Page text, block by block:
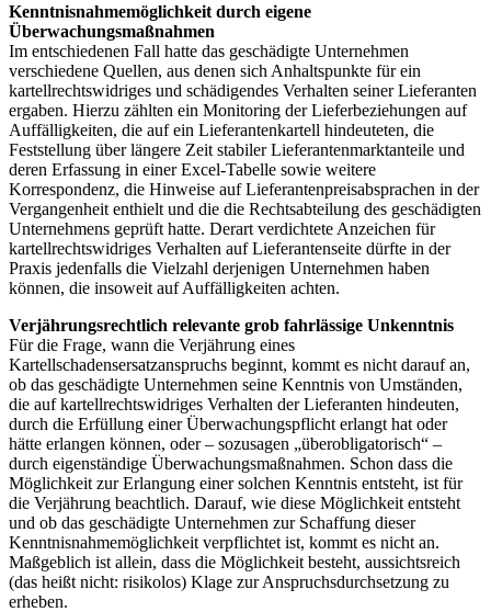
Kenntnisnahmemöglichkeit durch eigene
Überwachungsmaßnahmen
Im entschiedenen Fall hatte das geschädigte Unternehmen
verschiedene Quellen, aus denen sich Anhaltspunkte für ein
kartellrechtswidriges und schädigendes Verhalten seiner Lieferanten
ergaben. Hierzu zählten ein Monitoring der Lieferbeziehungen auf
Auffälligkeiten, die auf ein Lieferantenkartell hindeuteten, die
Feststellung über längere Zeit stabiler Lieferantenmarktanteile und
deren Erfassung in einer Excel-Tabelle sowie weitere
Korrespondenz, die Hinweise auf Lieferantenpreisabsprachen in der
Vergangenheit enthielt und die die Rechtsabteilung des geschädigten
Unternehmens geprüft hatte. Derart verdichtete Anzeichen für
kartellrechtswidriges Verhalten auf Lieferantenseite dürfte in der
Praxis jedenfalls die Vielzahl derjenigen Unternehmen haben
können, die insoweit auf Auffälligkeiten achten.
Verjährungsrechtlich relevante grob fahrlässige Unkenntnis
Für die Frage, wann die Verjährung eines
Kartellschadensersatzanspruchs beginnt, kommt es nicht darauf an,
ob das geschädigte Unternehmen seine Kenntnis von Umständen,
die auf kartellrechtswidriges Verhalten der Lieferanten hindeuten,
durch die Erfüllung einer Überwachungspflicht erlangt hat oder
hätte erlangen können, oder – sozusagen „überobligatorisch“ –
durch eigenständige Überwachungsmaßnahmen. Schon dass die
Möglichkeit zur Erlangung einer solchen Kenntnis entsteht, ist für
die Verjährung beachtlich. Darauf, wie diese Möglichkeit entsteht
und ob das geschädigte Unternehmen zur Schaffung dieser
Kenntnisnahmemöglichkeit verpflichtet ist, kommt es nicht an.
Maßgeblich ist allein, dass die Möglichkeit besteht, aussichtsreich
(das heißt nicht: risikolos) Klage zur Anspruchsdurchsetzung zu
erheben.